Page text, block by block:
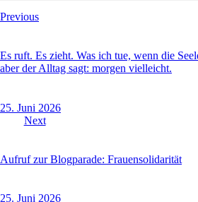
Beitragsnavigation
Previous
Es ruft. Es zieht. Was ich tue, wenn die
aber der Alltag sagt: morgen vielleicht.
25. Juni 2026
Next
Aufruf zur Blogparade: Frauensolidarität
25. Juni 2026